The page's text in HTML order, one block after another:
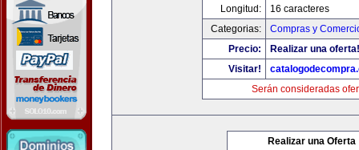
Longitud:
16 caracteres
Categorias:
Compras y
Precio:
Realizar una oferta!
Visitar!
Serán consideradas
Realizar una Oferta